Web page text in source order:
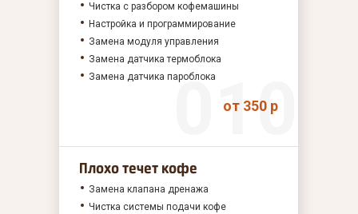
Чистка с разбором кофемашины
Настройка и программирование
Замена модуля управления
Замена датчика термоблока
Замена датчика пароблока
от 350 р
Плохо течет кофе
Замена клапана дренажа
Чистка системы подачи кофе